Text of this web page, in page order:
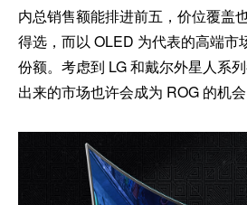
内总销售额能排进前五，价位覆盖
得选，而以 OLED 为代表的高端市
份额。考虑到 LG 和戴尔外星人系
出来的市场也许会成为 ROG 的机会